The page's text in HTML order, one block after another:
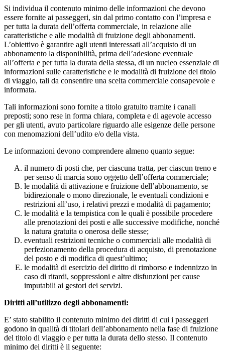
Si individua il contenuto minimo delle informazioni che devono
essere fornite ai passeggeri, sin dal primo contatto con l’impresa e
per tutta la durata dell’offerta commerciale, in relazione alle
caratteristiche e alle modalità di fruizione degli abbonamenti.
L’obiettivo è garantire agli utenti interessati all’acquisto di un
abbonamento la disponibilità, prima dell’adesione eventuale
all’offerta e per tutta la durata della stessa, di un nucleo essenziale di
informazioni sulle caratteristiche e le modalità di fruizione del titolo
di viaggio, tali da consentire una scelta commerciale consapevole e
informata.
Tali informazioni sono fornite a titolo gratuito tramite i canali
preposti; sono rese in forma chiara, completa e di agevole accesso
per gli utenti, avuto particolare riguardo alle esigenze delle persone
con menomazioni dell’udito e/o della vista.
Le informazioni devono comprendere almeno quanto segue:
il numero di posti che, per ciascuna tratta, per ciascun treno e
per senso di marcia sono oggetto dell’offerta commerciale;
le modalità di attivazione e fruizione dell’abbonamento, se
bidirezionale o mono direzionale, le eventuali condizioni e
restrizioni all’uso, i relativi prezzi e modalità di pagamento;
le modalità e la tempistica con le quali è possibile procedere
alle prenotazioni dei posti e alle successive modifiche, nonché
la natura gratuita o onerosa delle stesse;
eventuali restrizioni tecniche o commerciali alle modalità di
perfezionamento della procedura di acquisto, di prenotazione
del posto e di modifica di quest’ultimo;
le modalità di esercizio del diritto di rimborso e indennizzo in
caso di ritardi, soppressioni e altre disfunzioni per cause
imputabili ai gestori dei servizi.
Diritti all’utilizzo degli abbonamenti:
E’ stato stabilito il contenuto minimo dei diritti di cui i passeggeri
godono in qualità di titolari dell’abbonamento nella fase di fruizione
del titolo di viaggio e per tutta la durata dello stesso. Il contenuto
minimo dei diritti è il seguente: